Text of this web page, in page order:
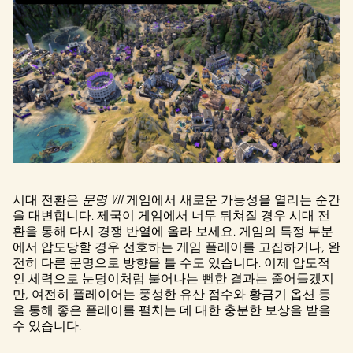
시대 전환은 문명 VII게임에서 새로운 가능성을 열리는 순간
을 대변합니다. 제국이 게임에서 너무 뒤쳐질 경우 시대 전
환을 통해 다시 경쟁 반열에 올라 보세요. 게임의 특정 부분
에서 압도당할 경우 선호하는 게임 플레이를 고집하거나, 완
전히 다른 문명으로 방향을 틀 수도 있습니다. 이제 압도적
인 세력으로 눈덩이처럼 불어나는 뻔한 결과는 줄어들겠지
만, 여전히 플레이어는 풍성한 유산 점수와 황금기 옵션 등
을 통해 좋은 플레이를 펼치는 데 대한 충분한 보상을 받을
수 있습니다.